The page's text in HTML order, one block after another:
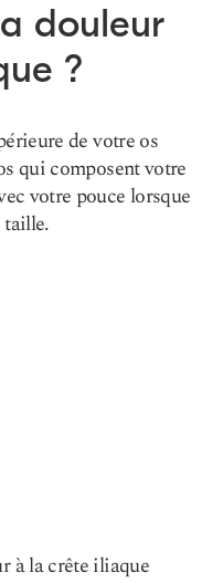
douleur
?
de votre os
qui composent votre
votre pouce lorsque
taille.
à la crête iliaque